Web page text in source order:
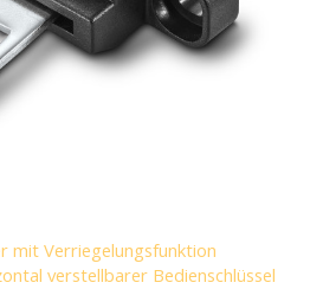
mit Verriegelungsfunktion
verstellbarer Bedienschlüssel